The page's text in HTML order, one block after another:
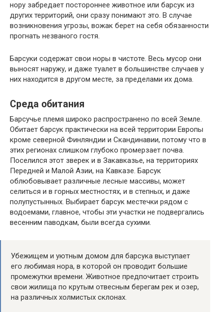
нору забредает постороннее животное или барсук из
других территорий, они сразу понимают это. В случае
возникновения угрозы, вожак берет на себя обязанности
прогнать незваного гостя.
Барсуки содержат свои норы в чистоте. Весь мусор они
выносят наружу, и даже туалет в большинстве случаев у
них находится в другом месте, за пределами их дома.
Среда обитания
Барсучье племя широко распространено по всей Земле.
Обитает барсук практически на всей территории Европы
кроме северной Финляндии и Скандинавии, потому что в
этих регионах слишком глубоко промерзает почва.
Поселился этот зверек и в Закавказье, на территориях
Передней и Малой Азии, на Кавказе. Барсук
облюбовывает различные лесные массивы, может
селиться и в горных местностях, и в степных, и даже
полупустынных. Выбирает барсук местечки рядом с
водоемами, главное, чтобы эти участки не подвергались
весенним паводкам, были всегда сухими.
Убежищем и уютным домом для барсука выступает
его любимая нора, в которой он проводит большие
промежутки времени. Животное предпочитает строить
свои жилища по крутым отвесным берегам рек и озер,
на различных холмистых склонах.